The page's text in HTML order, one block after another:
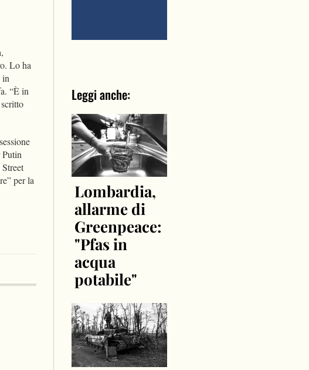
Lo ha
in
“È in
per la
Leggi anche:
Lombardia,
allarme di
Greenpeace:
"Pfas in
acqua
potabile"